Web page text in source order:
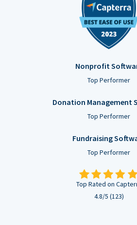
Nonprofit
Top Performer
Donation Management
Top Performer
Fundraising
Top Performer
Top Rated on
4.8/5 (123)